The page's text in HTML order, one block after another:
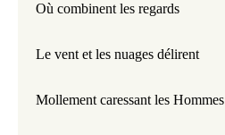
Où combinent les regards
Le vent et les nuages délirent
Mollement caressant les Hommes